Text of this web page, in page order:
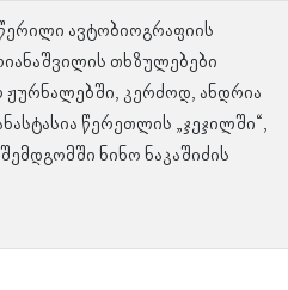
ავტობიოგრაფიის
თხზულებები
ჟურნალებში, კერძოდ, ანდრია
წერეთლის „ჯეჯილში“,
ნინო ნაკაშიძის